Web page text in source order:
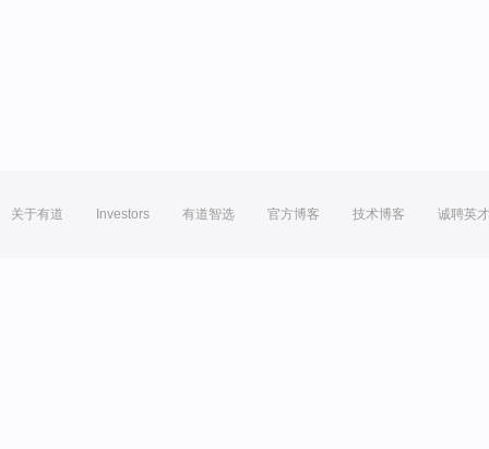
关于有道 Investors 有道智选 官方博客 技术博客 诚聘英才